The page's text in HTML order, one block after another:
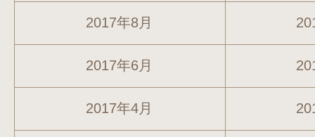
2017年8月
2017年6月
2017年4月